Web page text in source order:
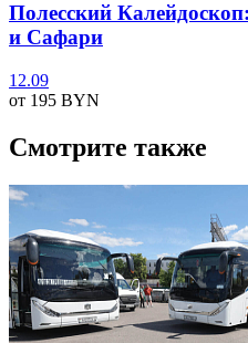
Полесский
и Сафари
12.09
от 195 BYN
Смотрите также